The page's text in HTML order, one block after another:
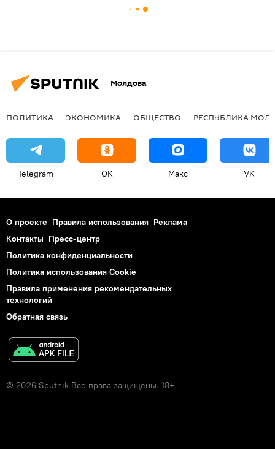
Молдова
ПОЛИТИКА ЭКОНОМИКА ОБЩЕСТВО РЕСПУБЛИКА
Telegram OK Макс VK
О проекте Правила использования Реклама
Контакты Пресс-центр
Политика конфиденциальности
Политика использования Cookie
Правила применения рекомендательных
технологий
Обратная связь
© 2026 Sputnik Все права защищены. 18+